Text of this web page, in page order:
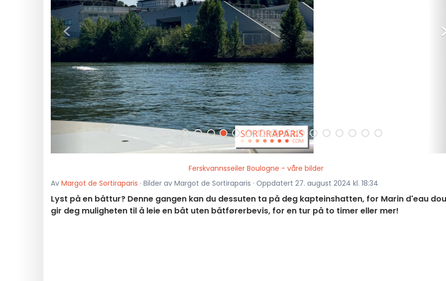
<
Ferskvannsseiler Boulogne - våre bilder
Av Margot de Sortiraparis · Bilder av Margot de Sortiraparis · Oppdatert 27. august 2024 kl. 18:34
Lyst på en båttur? Denne gangen kan du dessuten ta på deg kapteinshatten, for Marin d'eau
gir deg muligheten til å leie en båt uten båtførerbevis, for en tur på to timer eller mer!